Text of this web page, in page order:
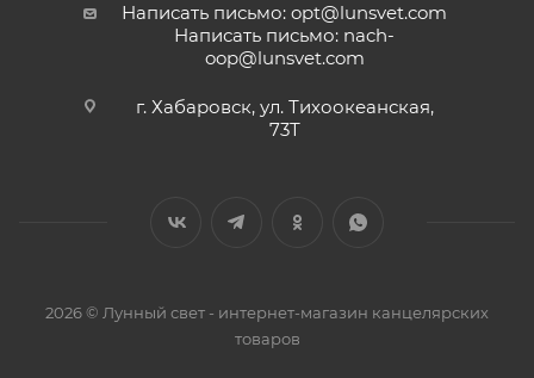
Написать письмо: opt@lunsvet.com
Написать письмо: nach-
oop@lunsvet.com
г. Хабаровск, ул. Тихоокеанская,
73Т
2026 © Лунный свет - интернет-магазин канцелярских
товаров